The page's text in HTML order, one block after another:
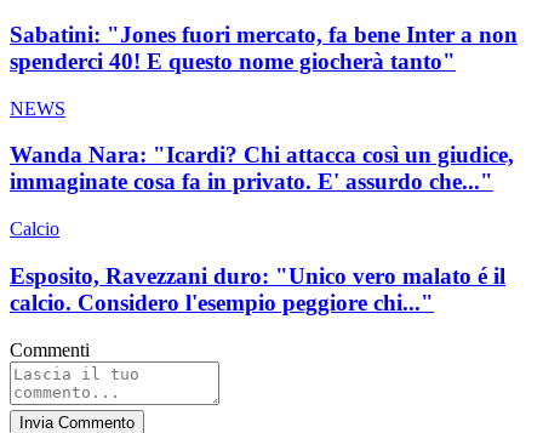
Sabatini: "Jones fuori mercato, fa bene Inter a non
spenderci 40! E questo nome giocherà tanto"
NEWS
Wanda Nara: "Icardi? Chi attacca così un giudice,
immaginate cosa fa in privato. E' assurdo che..."
Calcio
Esposito, Ravezzani duro: "Unico vero malato é il
calcio. Considero l'esempio peggiore chi..."
Commenti
Invia Commento